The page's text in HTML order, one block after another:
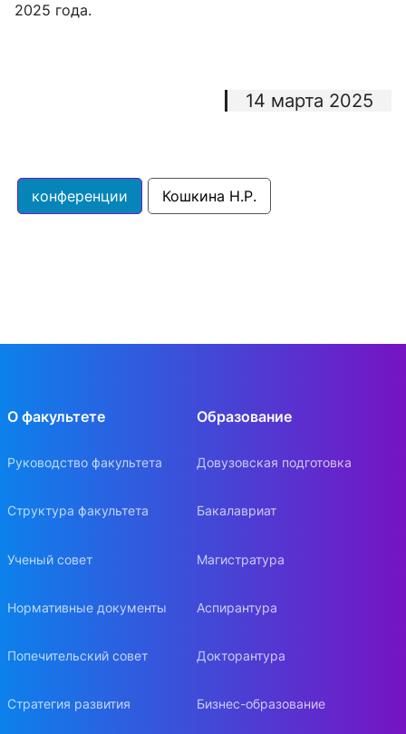
2025 года.
14 марта 2025
конференции Кошкина Н.Р.
О факультете
Руководство факультета
Структура факультета
Ученый совет
Нормативные документы
Попечительский совет
Стратегия развития
Образование
Довузовская подготовка
Бакалавриат
Магистратура
Аспирантура
Докторантура
Бизнес-образование